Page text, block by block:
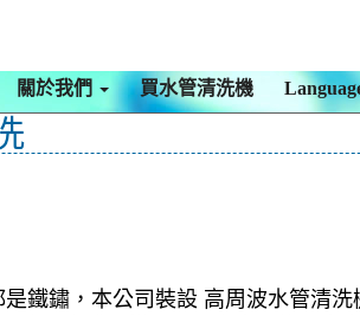
關於我們 買水管清洗機
鐵鏽，本公司裝設 高周波水管清